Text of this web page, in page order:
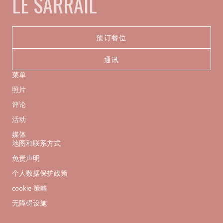
预订餐位
通讯
菜单
照片
评论
活动
媒体
地图和联系方式
免责声明
个人数据保护政策
cookie 策略
无障碍设施